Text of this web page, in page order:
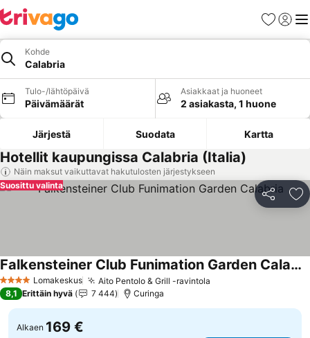
Suosikit
Kohde
Calabria
Tulo-/lähtöpäivä
Päivämäärät
Asiakkaat ja huoneet
2 asiakasta, 1 huone
Järjestä Suodata Kartta
Hotellit kaupungissa Calabria (Italia)
Näin maksut vaikuttavat hakutulosten järjestykseen
Jaa
Suosittu valinta
4 TähtiluokitusLomakeskus Aito Pentolo & Grill -ravintola
Falkensteiner Club Funimation Garden Calabria
8,1 Erittäin hyvä 7 444 Curinga
Alkaen 169 €